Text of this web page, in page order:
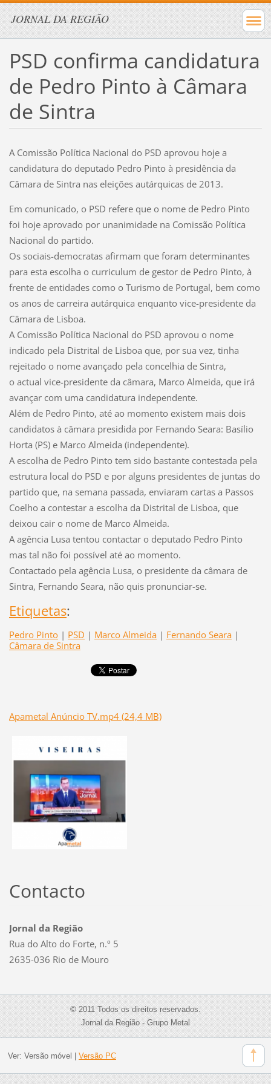
JORNAL DA REGIÃO
PSD confirma candidatura
de Pedro Pinto à Câmara
de Sintra
A Comissão Política Nacional do PSD aprovou hoje a
candidatura do deputado Pedro Pinto à presidência da
Câmara de Sintra nas eleições autárquicas de 2013.
Em comunicado, o PSD refere que o nome de Pedro Pinto
foi hoje aprovado por unanimidade na Comissão Política
Nacional do partido.
Os sociais-democratas afirmam que foram determinantes
para esta escolha o curriculum de gestor de Pedro Pinto, à
frente de entidades como o Turismo de Portugal, bem como
os anos de carreira autárquica enquanto vice-presidente da
Câmara de Lisboa.
A Comissão Política Nacional do PSD aprovou o nome
indicado pela Distrital de Lisboa que, por sua vez, tinha
rejeitado o nome avançado pela concelhia de Sintra,
o actual vice-presidente da câmara, Marco Almeida, que irá
avançar com uma candidatura independente.
Além de Pedro Pinto, até ao momento existem mais dois
candidatos à câmara presidida por Fernando Seara: Basílio
Horta (PS) e Marco Almeida (independente).
A escolha de Pedro Pinto tem sido bastante contestada pela
estrutura local do PSD e por alguns presidentes de juntas do
partido que, na semana passada, enviaram cartas a Passos
Coelho a contestar a escolha da Distrital de Lisboa, que
deixou cair o nome de Marco Almeida.
A agência Lusa tentou contactar o deputado Pedro Pinto
mas tal não foi possível até ao momento.
Contactado pela agência Lusa, o presidente da câmara de
Sintra, Fernando Seara, não quis pronunciar-se.
Etiquetas:
Pedro Pinto | PSD | Marco Almeida | Fernando Seara |
Câmara de Sintra
Apametal Anúncio TV.mp4 (24,4 MB)
Contacto
Jornal da Região
Rua do Alto do Forte, n.º 5
2635-036 Rio de Mouro
© 2011 Todos os direitos reservados.
Jornal da Região - Grupo Metal
Ver: Versão móvel Versão PC